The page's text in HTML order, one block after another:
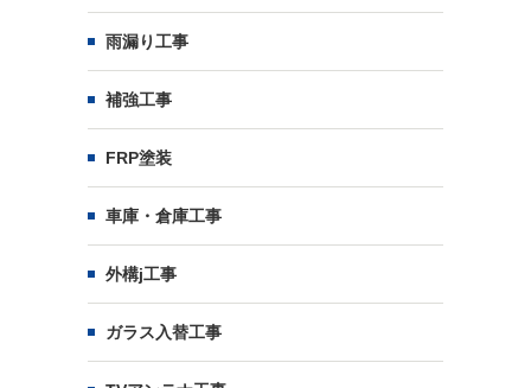
雨漏り工事
補強工事
FRP塗装
車庫・倉庫工事
外構j工事
ガラス入替工事